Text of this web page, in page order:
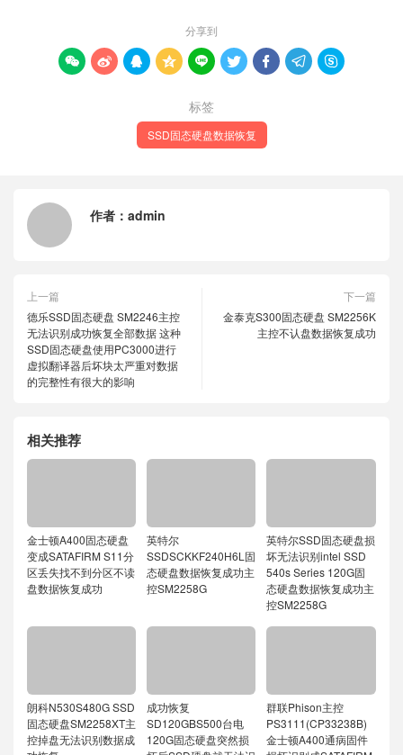
分享到
        
标签
SSD固态硬盘数据恢复
作者： admin
上一篇
德乐SSD固态硬盘 SM2246主控
无法识别成功恢复全部数据 这种
SSD固态硬盘使用PC3000进行
虚拟翻译器后坏块太严重对数据
的完整性有很大的影响
下一篇
金泰克S300固态硬盘 SM2256K
主控不认盘数据恢复成功
相关推荐
金士顿A400固态硬盘
变成SATAFIRM S11分
区丢失找不到分区不读
盘数据恢复成功
英特尔
SSDSCKKF240H6L固
态硬盘数据恢复成功主
控SM2258G
英特尔SSD固态硬盘损
坏无法识别intel SSD
540s Series 120G固
态硬盘数据恢复成功主
控SM2258G
朗科N530S480G SSD
固态硬盘SM2258XT主
控掉盘无法识别数据成
成功恢复
SD120GBS500台电
120G固态硬盘突然损
群联Phison主控
PS3111(CP33238B)
金士顿A400通病固件